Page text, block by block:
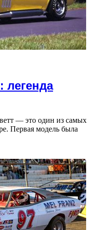
легенда
— это один из самых
Первая модель была